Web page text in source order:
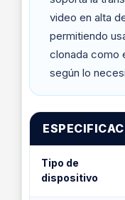
video en alta
permitiendo
clonada como
según lo
Tipo de
dispositivo